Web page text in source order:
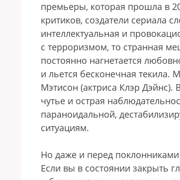
премьеры, которая прошла в
критиков, создатели сериала
интеллектуальная и
с терроризмом, то странная
постоянно нагнетается
и льется бесконечная
Мэтисон (актриса Клэр
чутье и острая
параноидальной,
ситуациям.
Но даже и перед поклонниками
Если вы в состоянии закрыть